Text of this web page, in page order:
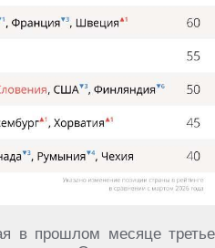
в прошлом месяце третье